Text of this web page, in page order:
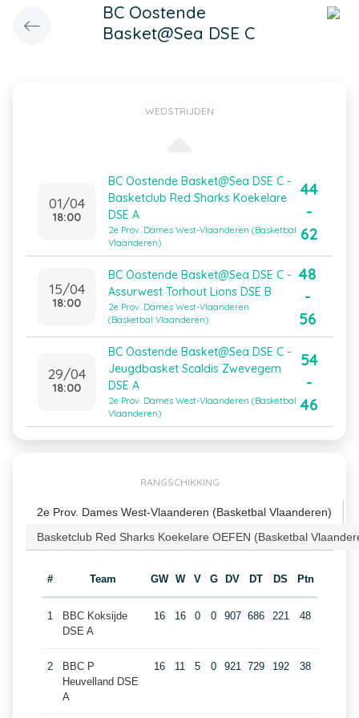
BC Oostende
Basket@Sea DSE C
WEDSTRIJDEN
01/04
18:00
BC Oostende Basket@Sea DSE C -
Basketclub Red Sharks Koekelare
DSE A
2e Prov. Dames West-Vlaanderen (Basketbal
Vlaanderen)
44
-
62
15/04
18:00
BC Oostende Basket@Sea DSE C -
Assurwest Torhout Lions DSE B
2e Prov. Dames West-Vlaanderen
(Basketbal Vlaanderen)
48
-
56
29/04
18:00
BC Oostende Basket@Sea DSE C -
Jeugdbasket Scaldis Zwevegem
DSE A
2e Prov. Dames West-Vlaanderen (Basketbal
Vlaanderen)
54
-
46
RANGSCHIKKING
2e Prov. Dames West-Vlaanderen (Basketbal Vlaanderen)
Basketclub Red Sharks Koekelare OEFEN (Basketbal
# Team GW W V G DV DT DS Ptn
1
BBC Koksijde
DSE A
16 16 0 0 907 686 221 48
2
BBC P
Heuvelland DSE
A
16 11 5 0 921 729 192 38